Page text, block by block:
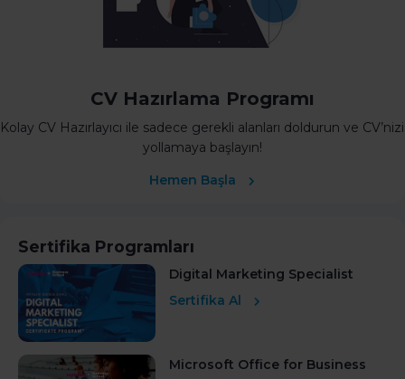
CV Hazırlama Programı
Kolay CV Hazırlayıcı ile sadece gerekli alanları doldurun ve CV’nizi
yollamaya başlayın!
Hemen Başla
Sertifika Programları
Digital Marketing Specialist
Sertifika Al
Microsoft Office for Business